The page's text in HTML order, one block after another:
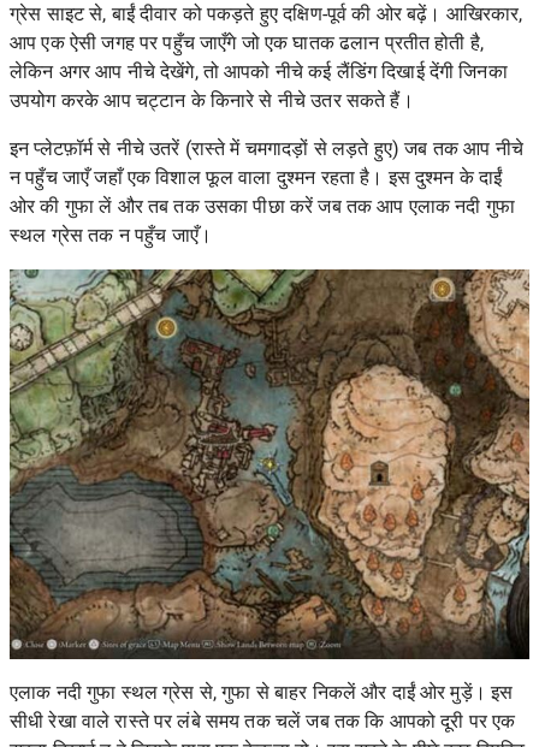
ग्रेस साइट से, बाईं दीवार को पकड़ते हुए दक्षिण-पूर्व की ओर बढ़ें। आखिरकार,
आप एक ऐसी जगह पर पहुँच जाएँगे जो एक घातक ढलान प्रतीत होती है,
लेकिन अगर आप नीचे देखेंगे, तो आपको नीचे कई लैंडिंग दिखाई देंगी जिनका
उपयोग करके आप चट्टान के किनारे से नीचे उतर सकते हैं।
इन प्लेटफ़ॉर्म से नीचे उतरें (रास्ते में चमगादड़ों से लड़ते हुए) जब तक आप नीचे
न पहुँच जाएँ जहाँ एक विशाल फूल वाला दुश्मन रहता है। इस दुश्मन के दाईं
ओर की गुफा लें और तब तक उसका पीछा करें जब तक आप एलाक नदी गुफा
स्थल ग्रेस तक न पहुँच जाएँ।
एलाक नदी गुफा स्थल ग्रेस से, गुफा से बाहर निकलें और दाईं ओर मुड़ें। इस
सीधी रेखा वाले रास्ते पर लंबे समय तक चलें जब तक कि आपको दूरी पर एक